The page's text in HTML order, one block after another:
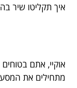
איך תקליטו שיר
אוקיי, אתם
מתחילים את